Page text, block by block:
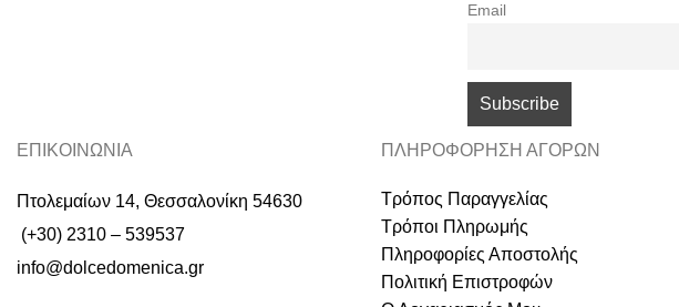
Email
ΕΠΙΚΟΙΝΩΝΙΑ
Πτολεμαίων 14, Θεσσαλονίκη 54630
(+30) 2310 – 539537
info@dolcedomenica.gr
ΠΛΗΡΟΦΟΡΗΣΗ ΑΓΟΡΩΝ
Τρόπος Παραγγελίας
Τρόποι Πληρωμής
Πληροφορίες Αποστολής
Πολιτική Επιστροφών